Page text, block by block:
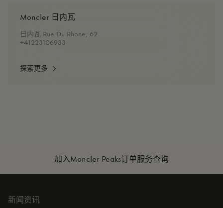
Moncler 日内瓦
日内瓦 Rue Du Rhone, 62
+41223106933
探索更多
加入Moncler Peaks订单服务查询
新闻资讯